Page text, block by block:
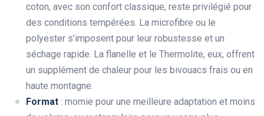
coton, avec son confort classique, reste privilégié pour
des conditions tempérées. La microfibre ou le
polyester s’imposent pour leur robustesse et un
séchage rapide. La flanelle et le Thermolite, eux, offrent
un supplément de chaleur pour les bivouacs frais ou en
haute montagne.
Format : momie pour une meilleure adaptation et moins